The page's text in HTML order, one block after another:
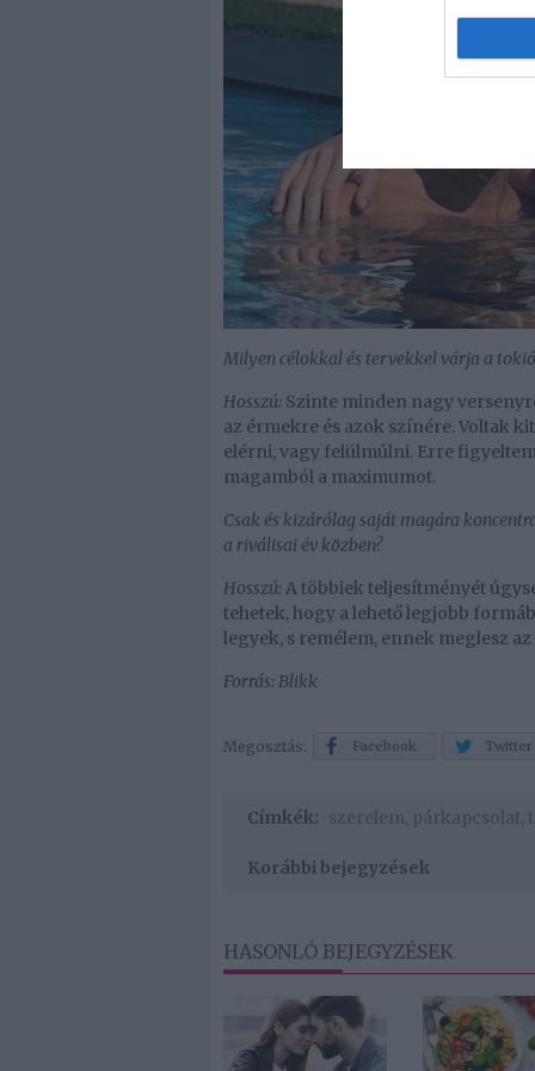
Milyen célokkal és tervekkel várja a
Hosszú: Szinte minden nagy
az érmekre és azok színére. Voltak
elérni, vagy felülmúlni. Erre
magamból a maximumot.
Csak és kizárólag saját magára
a riválisai év közben?
Hosszú:A többiek teljesítményét
tehetek, hogy a lehető legjobb
legyek, s remélem, ennek meglesz
Forrás: Blikk
Megosztás: Facebook Twitter
Címkék: szerelem párkapcsolat
Korábbi bejegyzések
HASONLÓ BEJEGYZÉSEK